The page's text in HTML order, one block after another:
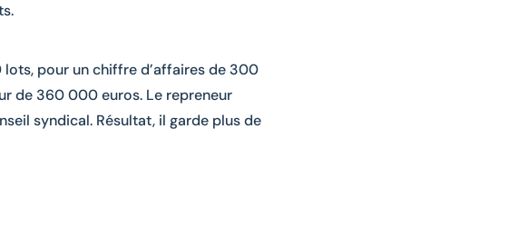
lots, pour un chiffre d’affaires de 300
de 360 000 euros. Le repreneur
syndical. Résultat, il garde plus de